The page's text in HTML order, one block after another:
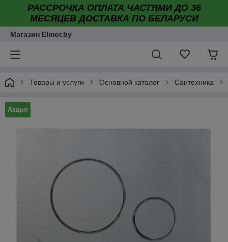
РАССРОЧКА ОПЛАТА ЧАСТЯМИ ДО 36
МЕСЯЦЕВ ДОСТАВКА ПО БЕЛАРУСИ
Магазин Elmor.by
Товары и услуги Основной каталог Сантехника
Акция